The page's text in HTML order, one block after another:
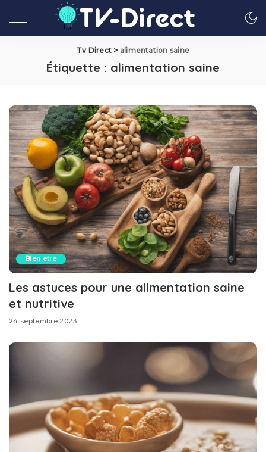
Tv Direct > alimentation saine
Étiquette : alimentation saine
Bien etre
Les astuces pour une alimentation saine
et nutritive
24 septembre 2023